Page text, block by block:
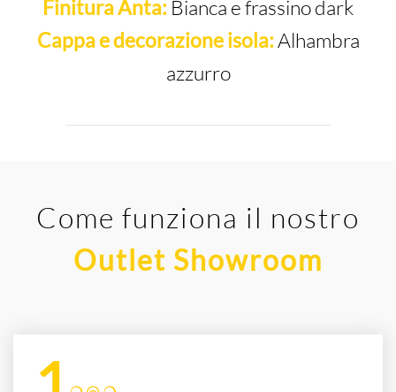
Finitura Anta: Bianca e frassino dark
Cappa e decorazione isola:Alhambra
azzurro
Come funziona il nostro
Outlet Showroom